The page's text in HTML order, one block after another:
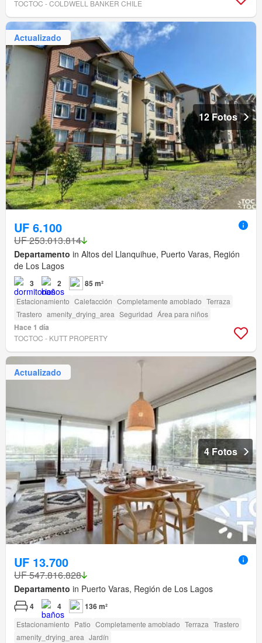
TOCTOC - COLDWELL BANKER CHILE
Actualizado
12 Fotos
UF 6.100
UF 253.013.814
Departamento in Altos del Llanquihue, Puerto Varas, Región
de Los Lagos
3 2 85 m²
Estacionamiento Calefacción Completamente amoblado Terraza
Trastero amenity_drying_area Seguridad Área para niños
Hace 1 día
TOCTOC - KUTT PROPERTY
Actualizado
4 Fotos
UF 13.700
UF 547.816.828
Departamento in Puerto Varas, Región de Los Lagos
4 4 136 m²
Estacionamiento Patio Completamente amoblado Terraza Trastero
amenity_drying_area Jardín